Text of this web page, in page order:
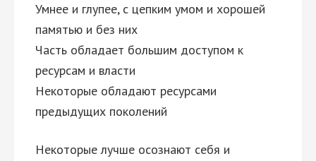
Умнее и глупее, с цепким умом и хорошей
памятью и без них
Часть обладает большим доступом к
ресурсам и власти
Некоторые обладают ресурсами
предыдущих поколений
Некоторые лучше осознают себя и